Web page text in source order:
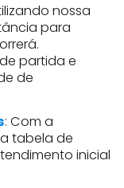
nossa
para
partida e
de
: Com a
tabela de
inicial